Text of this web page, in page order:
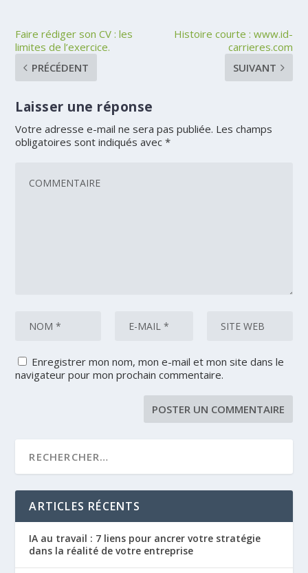
Faire rédiger son CV : les
limites de l’exercice.
PRÉCÉDENT
Histoire courte : www.id-
carrieres.com
SUIVANT
Laisser une réponse
Votre adresse e-mail ne sera pas publiée. Les champs
obligatoires sont indiqués avec*
Enregistrer mon nom, mon e-mail et mon site dans le
navigateur pour mon prochain commentaire.
ARTICLES RÉCENTS
IA au travail : 7 liens pour ancrer votre stratégie
dans la réalité de votre entreprise